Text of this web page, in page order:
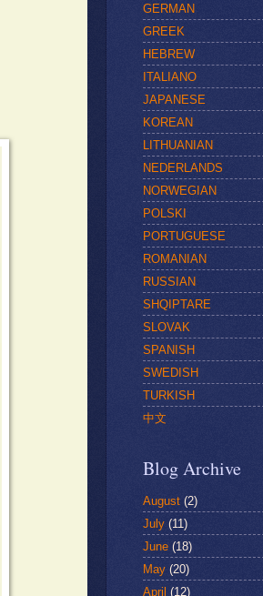
GERMAN
GREEK
HEBREW
ITALIANO
JAPANESE
KOREAN
LITHUANIAN
NEDERLANDS
NORWEGIAN
POLSKI
PORTUGUESE
ROMANIAN
RUSSIAN
SHQIPTARE
SLOVAK
SPANISH
SWEDISH
TURKISH
中文
Blog Archive
August (2)
July (11)
June (18)
May (20)
April (12)